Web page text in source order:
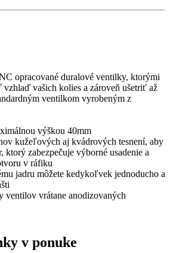
opracované duralové ventilky, ktorými
vzhlaď vašich kolies a zároveň ušetriť až
ventilkom vyrobeným z
výškou 40mm
kužeľových aj kvádrových tesnení, aby
zabezpečuje výborné usadenie a
v ráfiku
jadru môžete kedykoľvek jednoducho a
ventilov vrátane anodizovaných
v ponuke